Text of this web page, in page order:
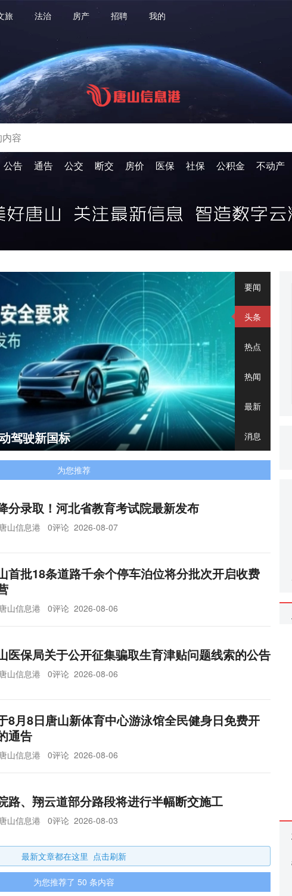
旅 法治 房产 招聘 我的
公告 通告 公交 断交 房价 医保 社保 公积金 不动产
驾驶新国标
个停车泊位将分批次开启收费运营
要闻
头条
热点
热闻
最新
消息
为您推荐
分录取！河北省教育考试院最新发布
唐山信息港 0评论 2026-08-07
首批18条道路千余个停车泊位将分批次开启收费
唐山信息港 0评论 2026-08-06
医保局关于公开征集骗取生育津贴问题线索的公告
唐山信息港 0评论 2026-08-06
8月8日唐山新体育中心游泳馆全民健身日免费开
通告
唐山信息港 0评论 2026-08-06
路、翔云道部分路段将进行半幅断交施工
唐山信息港 0评论 2026-08-03
最新文章都在这里 点击刷新
为您推荐了 50 条内容